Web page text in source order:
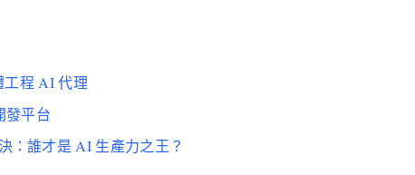
工程 AI 代理
發平台
：誰才是 AI 生產力之王？